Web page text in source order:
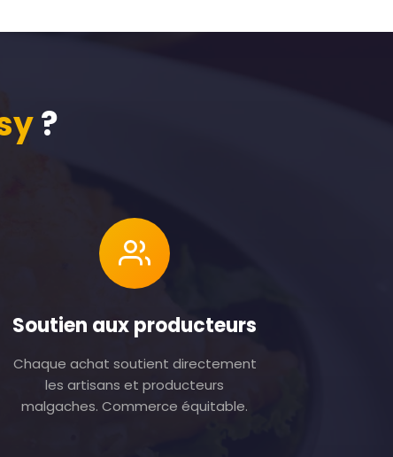
?
Soutien aux producteurs
Chaque achat soutient directement
les artisans et producteurs
malgaches. Commerce équitable.